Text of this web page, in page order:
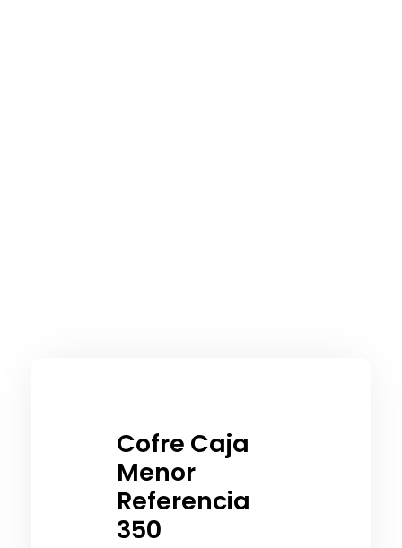
Cofre Caja
Menor
Referencia
350